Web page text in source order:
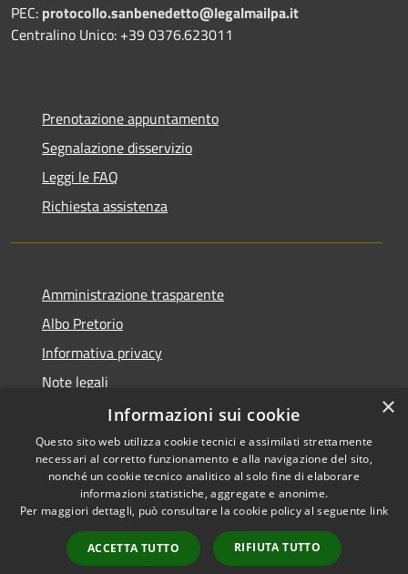
PEC: protocollo.sanbenedetto@legalmailpa.it
Centralino Unico: +39 0376.623011
Prenotazione appuntamento
Segnalazione disservizio
Leggi le FAQ
Richiesta assistenza
Amministrazione trasparente
Albo Pretorio
Informativa privacy
Note legali
Dichiarazione di accessibilità
RSS
Accessibilità
Copyright © 2021 • Città
di San Benedetto Po •
Powered byMunicipium
Accesso redazione
×
Informazioni sui cookie
Questo sito web utilizza cookie tecnici e assimilati strettamente
necessari al corretto funzionamento e alla navigazione del sito,
nonché un cookie tecnico analitico al solo fine di elaborare
informazioni statistiche, aggregate e anonime.
Per maggiori dettagli, può consultare la cookie policy al seguente link
ACCETTA TUTTO RIFIUTA TUTTO